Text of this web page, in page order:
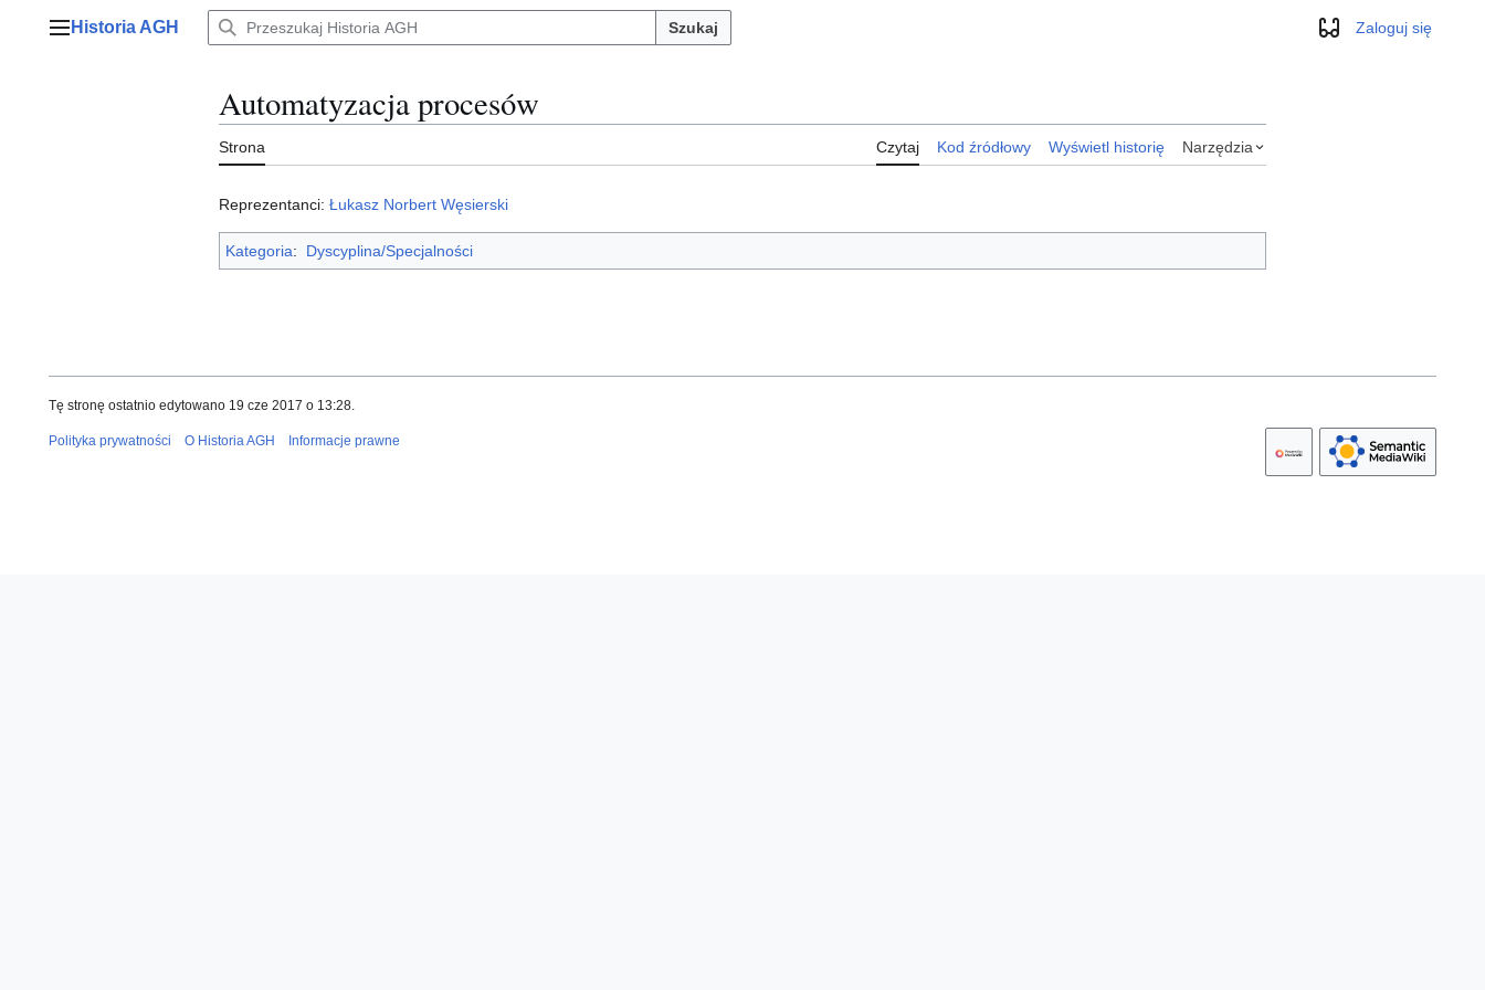
Menu główne
Historia AGH Szukaj WyglądZaloguj się
Automatyzacja procesów
Strona Czytaj Kod źródłowy Wyświetl historię Narzędzia
Reprezentanci: Łukasz Norbert Węsierski
Kategoria: Dyscyplina/Specjalności
Tę stronę ostatnio edytowano 19 cze 2017 o 13:28.
Polityka prywatności O Historia AGH Informacje prawne